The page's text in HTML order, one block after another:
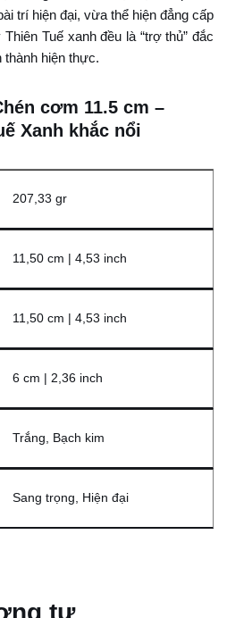
trí hiện đại, vừa thể hiện đẳng cấp
Tuế xanh đều là “trợ thủ” đắc
hiện thực.
cơm 11.5 cm –
Xanh khắc nổi
207,33 gr
11,50 cm | 4,53 inch
11,50 cm | 4,53 inch
6 cm | 2,36 inch
Trắng, Bạch kim
Sang trọng, Hiện đại
tự